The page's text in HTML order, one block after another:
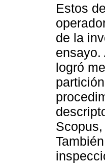
Estos
de la
ensayo.
logró